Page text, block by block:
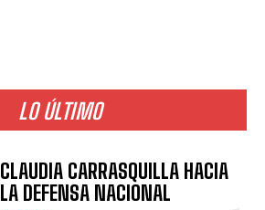
LO ÚLTIMO
CLAUDIA CARRASQUILLA HACIA
LA DEFENSA NACIONAL